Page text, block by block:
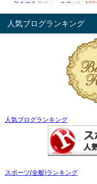
人気ブログランキング
人気ブログランキング
スポーツ(全般)ランキング